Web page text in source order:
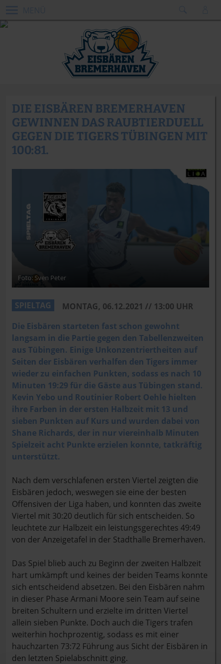
DIE EISBÄREN BREMERHAVEN
GEWINNEN DAS RAUBTIERDUELL
GEGEN DIE TIGERS TÜBINGEN MIT
100:81.
Foto: Sven Peter
SPIELTAG
MONTAG, 06.12.2021 // 13:00 UHR
Die Eisbären starteten fast schon gewohnt
langsam in die Partie gegen den Tabellenzweiten
aus Tübingen. Einige Unkonzentriertheiten auf
Seiten der Eisbären verhalfen den Tigers immer
wieder zu einfachen Punkten, sodass es nach 10
Minuten 19:29 für die Gäste aus Tübingen stand.
Kevin Yebo und Routinier Robert Oehle hielten
ihre Farben in der ersten Halbzeit mit 13 und
sieben Punkten auf Kurs und wurden dabei von
Shane Richards, der in nur viereinhalb Minuten
Spielzeit acht Punkte erzielen konnte, tatkräftig
unterstützt.
Nach dem verschlafenen ersten Viertel zeigten die
Eisbären jedoch, weswegen sie eine der besten
Offensiven der Liga haben, und konnten das zweite
Viertel mit 30:20 deutlich für sich entscheiden. So
leuchtete zur Halbzeit ein leistungsgerechtes 49:49
von der Anzeigetafel in der Stadthalle Bremerhaven.
Das Spiel blieb auch zu Beginn der zweiten Halbzeit
hart umkämpft und keines der beiden Teams konnte
sich entscheidend absetzen. Bei den Eisbären nahm
in dieser Phase Armani Moore sein Team auf seine
breiten Schultern und erzielte im dritten Viertel
allein sieben Punkte. Doch auch die Tigers trafen
weiterhin hochprozentig, sodass es mit einer
hauchzarten 73:72 Führung aus Sicht der Eisbären in
den letzten Spielabschnitt ging.